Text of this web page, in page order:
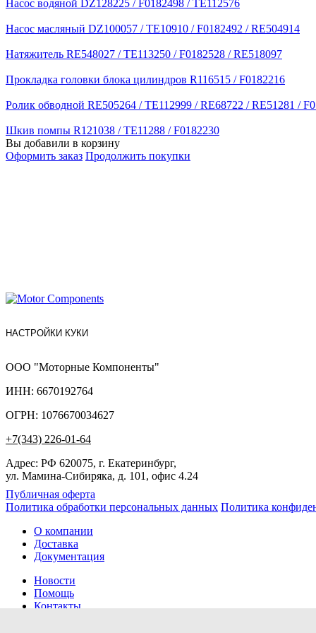
Насос водяной DZ128225 / F0182498 / TE112576
Насос масляный DZ100057 / TE10910 / F0182492 / RE504914
Натяжитель RE548027 / TE113250 / F0182528 / RE518097
Прокладка головки блока цилиндров R116515 / F0182216
Ролик обводной RE505264 / TE112999 / RE68722 / RE51281 /
Шкив помпы R121038 / TE11288 / F0182230
Вы добавили в корзину
Оформить заказ Продолжить покупки
НАСТРОЙКИ КУКИ
ООО "Моторные Компоненты"
ИНН: 6670192764
ОГРН: 1076670034627
+7(343) 226-01-64
Адрес: РФ 620075, г. Екатеринбург,
ул. Мамина-Сибиряка, д. 101, офис 4.24
Публичная оферта
Политика обработки персональных данных Политика
О компании
Доставка
Документация
Новости
Помощь
Контакты